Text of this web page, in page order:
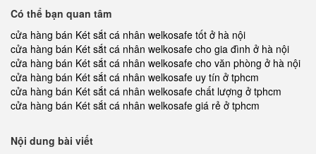
Có thể bạn quan tâm
cửa hàng bán Két sắt cá nhân welkosafe tốt ở hà nội
cửa hàng bán Két sắt cá nhân welkosafe cho gia đình ở hà nội
cửa hàng bán Két sắt cá nhân welkosafe cho văn phòng ở hà nội
cửa hàng bán Két sắt cá nhân welkosafe uy tín ở tphcm
cửa hàng bán Két sắt cá nhân welkosafe chất lượng ở tphcm
cửa hàng bán Két sắt cá nhân welkosafe giá rẻ ở tphcm
Nội dung bài viết